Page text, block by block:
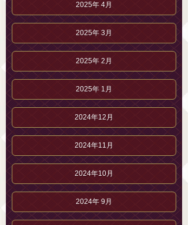
2025年 4月
2025年 3月
2025年 2月
2025年 1月
2024年12月
2024年11月
2024年10月
2024年 9月